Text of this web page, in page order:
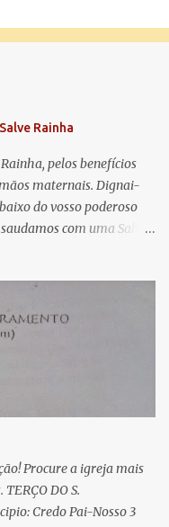
Rainha
pelos benefícios
maternais. Dignai-
do vosso poderoso
com uma Salve
vossos olhos
desterro, mostrai-nos
clemente, ó piedosa, ó
Santa Mãe de Deus.
de Cristo. Amém.
Procure a igreja mais
DO S.
Credo Pai-Nosso 3